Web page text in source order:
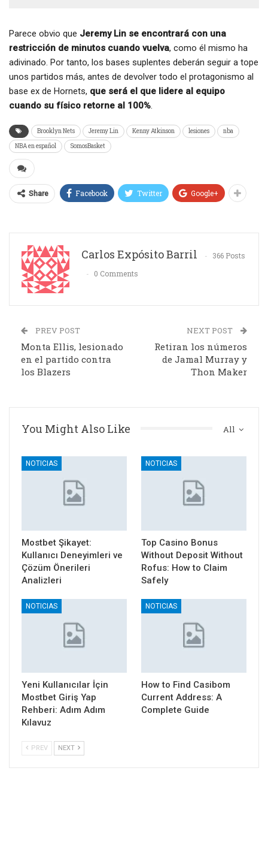
Parece obvio que Jeremy Lin se encontrará con una
restricción de minutos cuando vuelva, como él mismo ha
adivinado. Por tanto, los bases suplentes deberán seguir a tope
unos partidos más, antes de devolver todo el protagonismo al
base ex de Hornets, que será el que lidere al equipo
cuando su físico retorne al 100%.
Brooklyn Nets Jeremy Lin Kenny Atkinson lesiones
nba
NBA en español
SomosBasket
Share Facebook Twitter Google+
Carlos Expósito Barril
366 Posts
0 Comments
PREV POST
Monta Ellis, lesionado
en el partido contra
los Blazers
NEXT POST
Retiran los números
de Jamal Murray y
Thon Maker
All
You Might Also Like
NOTICIAS
Mostbet Şikayet:
Kullanıcı Deneyimleri ve
Çözüm Önerileri
Analizleri
NOTICIAS
Top Casino Bonus
Without Deposit Without
Rofus: How to Claim
Safely
NOTICIAS
Yeni Kullanıcılar İçin
Mostbet Giriş Yap
Rehberi: Adım Adım
Kılavuz
NOTICIAS
How to Find Casibom
Current Address: A
Complete Guide
PREV NEXT